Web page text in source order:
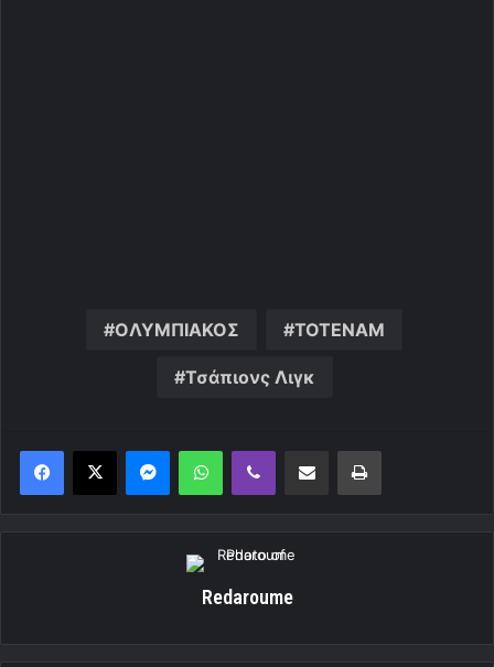
OΛΥΜΠΙΑΚΟΣ ΤΟΤΕΝΑΜ
Τσάπιονς Λιγκ
MessengerWhatsAppViber Κοινοποίηση μέσω ηλεκτρονικού ταχυδρομείουΕκτύπωση
Redaroume